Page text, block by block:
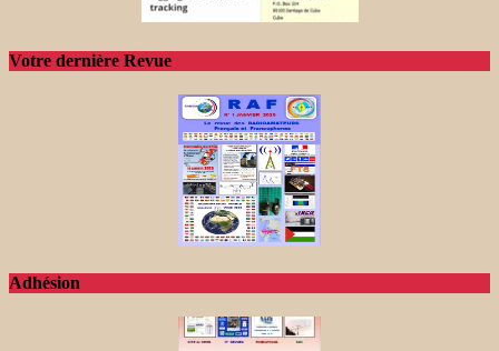
Votre dernière Revue
Adhésion